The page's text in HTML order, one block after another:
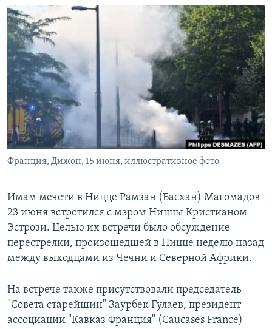
поиску
СЕВЕР.РЕАЛИИ
СИБИРЬ.РЕАЛИИ
РАСПИСАНИЕ ВЕЩАНИЯ
ПОДПИШИТЕСЬ НА РАССЫЛКУ
СОЦИАЛЬНЫЕ СЕТИ
Все сайты РСЕ/РС
Франция, Дижон, 15 июня, иллюстративное фото
Имам мечети в Ницце Рамзан (Басхан) Магомадов
23 июня встретился с мэром Ниццы Кристианом
Эстрози. Целью их встречи было обсуждение
перестрелки, произошедшей в Ницце неделю назад
между выходцами из Чечни и Северной Африки.
На встрече также присутствовали председатель
"Совета старейшин" Заурбек Гулаев, президент
ассоциации "Кавказ Франция" (Caucases France)